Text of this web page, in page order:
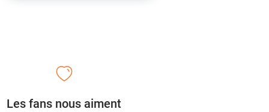
Les fans nous aiment